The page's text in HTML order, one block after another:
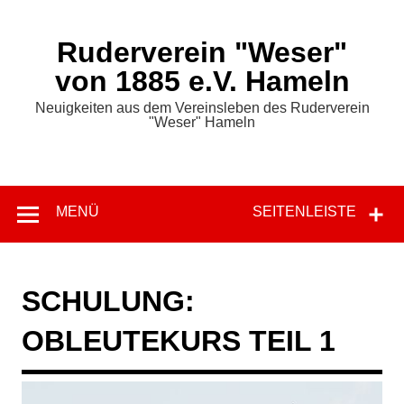
Ruderverein "Weser"
von 1885 e.V. Hameln
Neuigkeiten aus dem Vereinsleben des Ruderverein
"Weser" Hameln
SEITENLEISTE
MENÜ
SCHULUNG:
OBLEUTEKURS TEIL 1